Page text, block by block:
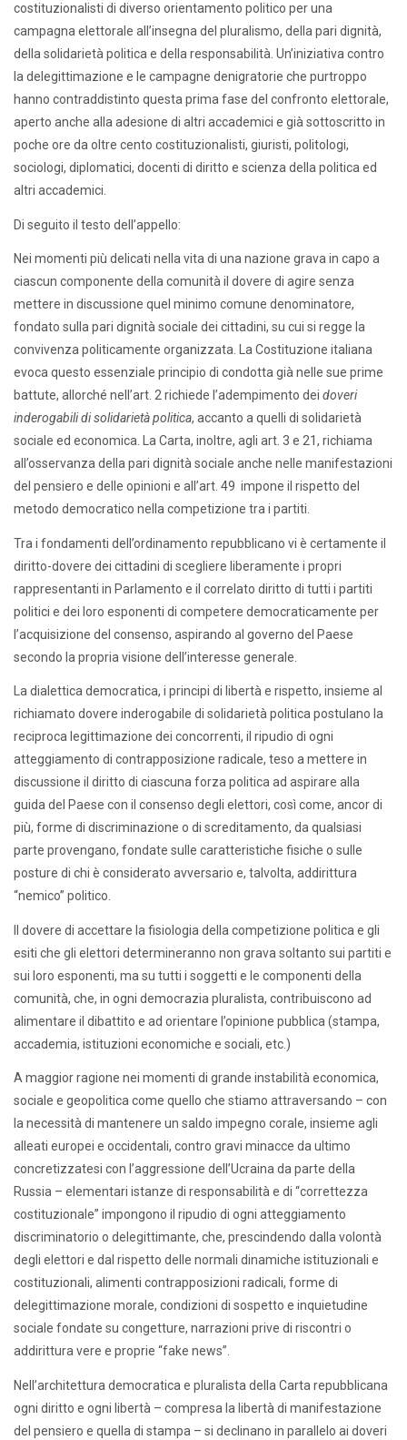
costituzionalisti di diverso orientamento politico per una
campagna elettorale all’insegna del pluralismo, della pari dignità,
della solidarietà politica e della responsabilità. Un’iniziativa contro
la delegittimazione e le campagne denigratorie che purtroppo
hanno contraddistinto questa prima fase del confronto elettorale,
aperto anche alla adesione di altri accademici e già sottoscritto in
poche ore da oltre cento costituzionalisti, giuristi, politologi,
sociologi, diplomatici, docenti di diritto e scienza della politica ed
altri accademici.
Di seguito il testo dell’appello:
Nei momenti più delicati nella vita di una nazione grava in capo a
ciascun componente della comunità il dovere di agire senza
mettere in discussione quel minimo comune denominatore,
fondato sulla pari dignità sociale dei cittadini, su cui si regge la
convivenza politicamente organizzata. La Costituzione italiana
evoca questo essenziale principio di condotta già nelle sue prime
battute, allorché nell’art. 2 richiede l’adempimento dei doveri
inderogabili di solidarietà politica, accanto a quelli di solidarietà
sociale ed economica. La Carta, inoltre, agli art. 3 e 21, richiama
all’osservanza della pari dignità sociale anche nelle manifestazioni
del pensiero e delle opinioni e all’art. 49 impone il rispetto del
metodo democratico nella competizione tra i partiti.
Tra i fondamenti dell’ordinamento repubblicano vi è certamente il
diritto-dovere dei cittadini di scegliere liberamente i propri
rappresentanti in Parlamento e il correlato diritto di tutti i partiti
politici e dei loro esponenti di competere democraticamente per
l’acquisizione del consenso, aspirando al governo del Paese
secondo la propria visione dell’interesse generale.
La dialettica democratica, i principi di libertà e rispetto, insieme al
richiamato dovere inderogabile di solidarietà politica postulano la
reciproca legittimazione dei concorrenti, il ripudio di ogni
atteggiamento di contrapposizione radicale, teso a mettere in
discussione il diritto di ciascuna forza politica ad aspirare alla
guida del Paese con il consenso degli elettori, così come, ancor di
più, forme di discriminazione o di screditamento, da qualsiasi
parte provengano, fondate sulle caratteristiche fisiche o sulle
posture di chi è considerato avversario e, talvolta, addirittura
“nemico” politico.
Il dovere di accettare la fisiologia della competizione politica e gli
esiti che gli elettori determineranno non grava soltanto sui partiti e
sui loro esponenti, ma su tutti i soggetti e le componenti della
comunità, che, in ogni democrazia pluralista, contribuiscono ad
alimentare il dibattito e ad orientare l’opinione pubblica (stampa,
accademia, istituzioni economiche e sociali, etc.)
A maggior ragione nei momenti di grande instabilità economica,
sociale e geopolitica come quello che stiamo attraversando – con
la necessità di mantenere un saldo impegno corale, insieme agli
alleati europei e occidentali, contro gravi minacce da ultimo
concretizzatesi con l’aggressione dell’Ucraina da parte della
Russia – elementari istanze di responsabilità e di “correttezza
costituzionale” impongono il ripudio di ogni atteggiamento
discriminatorio o delegittimante, che, prescindendo dalla volontà
degli elettori e dal rispetto delle normali dinamiche istituzionali e
costituzionali, alimenti contrapposizioni radicali, forme di
delegittimazione morale, condizioni di sospetto e inquietudine
sociale fondate su congetture, narrazioni prive di riscontri o
addirittura vere e proprie “fake news”.
Nell’architettura democratica e pluralista della Carta repubblicana
ogni diritto e ogni libertà – compresa la libertà di manifestazione
del pensiero e quella di stampa – si declinano in parallelo ai doveri